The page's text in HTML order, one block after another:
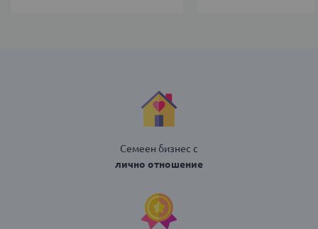
Семеен бизнес с
лично отношение